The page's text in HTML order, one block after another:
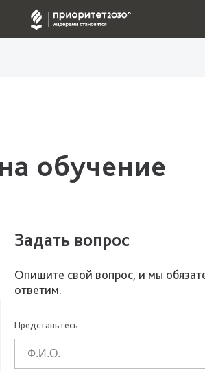
обучение
Задать вопрос
Опишите свой вопрос, и мы
ответим.
Представьтесь